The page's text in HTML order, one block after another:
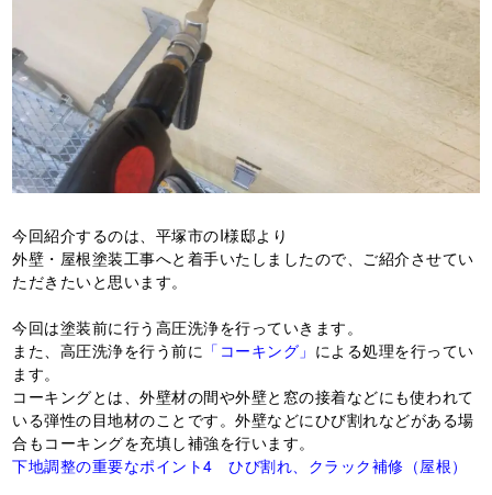
今回紹介するのは、平塚市のI様邸より
外壁・屋根塗装工事へと着手いたしましたので、ご紹介させてい
ただきたいと思います。
今回は塗装前に行う高圧洗浄を行っていきます。
また、高圧洗浄を行う前に 「コーキング」 による処理を行ってい
ます。
コーキングとは、外壁材の間や外壁と窓の接着などにも使われて
いる弾性の目地材のことです。外壁などにひび割れなどがある場
合もコーキングを充填し補強を行います。
下地調整の重要なポイント4 ひび割れ、クラック補修（屋根）